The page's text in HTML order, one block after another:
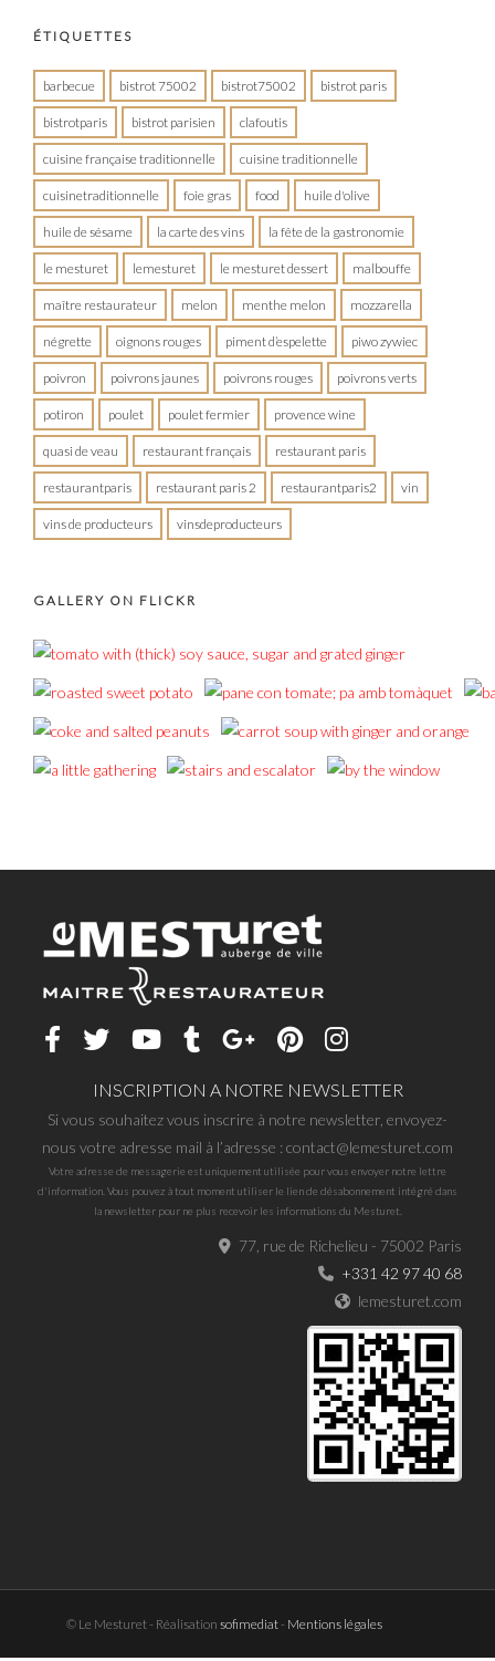
ÉTIQUETTES
barbecue bistrot 75002 bistrot75002 bistrot paris
bistrotparis bistrot parisien clafoutis
cuisine française traditionnelle cuisine traditionnelle
cuisinetraditionnelle foie gras food huile d'olive
huile de sésame la carte des vins la fête de la gastronomie
le mesturet lemesturet le mesturet dessert malbouffe
maître restaurateur melon menthe melon mozzarella
négrette oignons rouges piment d’espelette piwo zywiec
poivron poivrons jaunes poivrons rouges poivrons verts
potiron poulet poulet fermier provence wine
quasi de veau restaurant français restaurant paris
restaurantparis restaurant paris 2 restaurantparis2 vin
vins de producteurs vinsdeproducteurs
GALLERY ON FLICKR
INSCRIPTION A NOTRE NEWSLETTER
Si vous souhaitez vous inscrire à notre newsletter, envoyez-
nous votre adresse mail à l’adresse : contact@lemesturet.com
Votre adresse de messagerie est uniquement utilisée pour vous envoyer notre lettre
d'information. Vous pouvez à tout moment utiliser le lien de désabonnement intégré dans
la newsletter pour ne plus recevoir les informations du Mesturet.
77, rue de Richelieu - 75002 Paris
+331 42 97 40 68
lemesturet.com
© Le Mesturet - Réalisation sofimediat- Mentions légales